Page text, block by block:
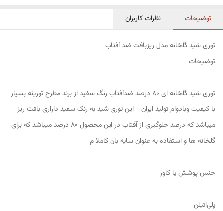
توضیحات نظرات کاربران
توری شید گلخانه مدل ریزبافت ضد آفتاب
توضیحات
توری شید گلخانه ای 80 درصد ضدآفتاب رنگ سفید از برند مطرح تورینه بسیار
با کیفیت وبادوام تولید ایران - این توری شید به رنگ سفید داراری بافت ریز
میباشد که درصد جلوگیری از آفتاب در این محصول 80 درصد میباشد که برای
گلخانه ها و استفاده به عنوان سایه بان کاملا م
جنس پوشش یا کاور
پلی‌اتیلن